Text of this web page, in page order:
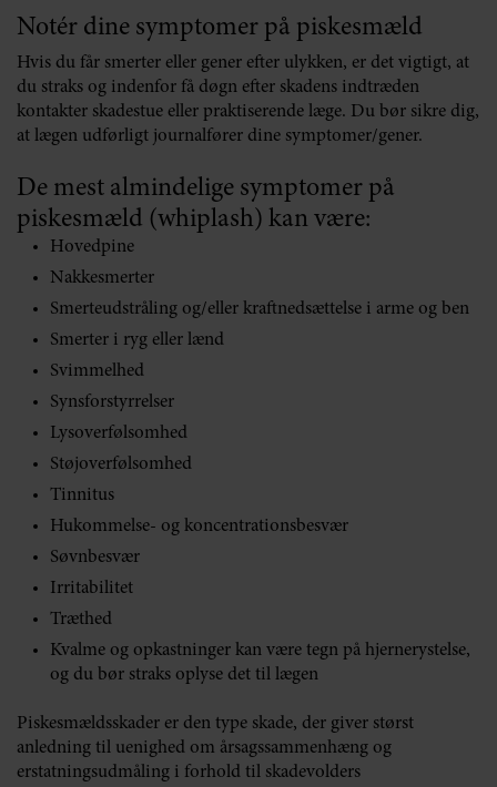
Notér dine symptomer på piskesmæld
Hvis du får smerter eller gener efter ulykken, er det vigtigt, at
du straks og indenfor få døgn efter skadens indtræden
kontakter skadestue eller praktiserende læge. Du bør sikre dig,
at lægen udførligt journalfører dine symptomer/gener.
De mest almindelige symptomer på
piskesmæld (whiplash) kan være:
Hovedpine
Nakkesmerter
Smerteudstråling og/eller kraftnedsættelse i arme og ben
Smerter i ryg eller lænd
Svimmelhed
Synsforstyrrelser
Lysoverfølsomhed
Støjoverfølsomhed
Tinnitus
Hukommelse- og koncentrationsbesvær
Søvnbesvær
Irritabilitet
Træthed
Kvalme og opkastninger kan være tegn på hjernerystelse,
og du bør straks oplyse det til lægen
Piskesmældsskader er den type skade, der giver størst
anledning til uenighed om årsagssammenhæng og
erstatningsudmåling i forhold til skadevolders